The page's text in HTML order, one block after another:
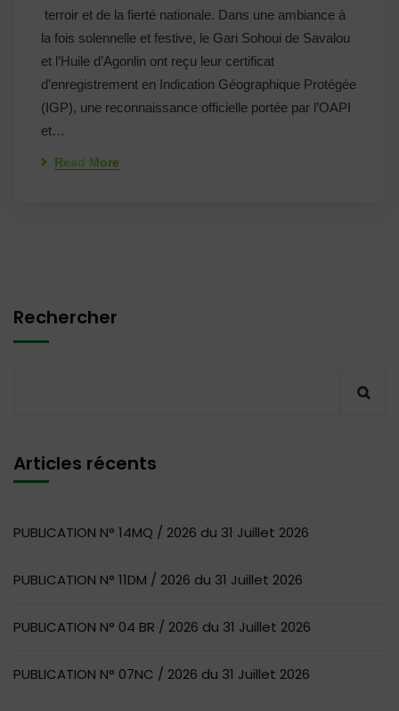
terroir et de la fierté nationale. Dans une ambiance à
la fois solennelle et festive, le Gari Sohoui de Savalou
et l’Huile d’Agonlin ont reçu leur certificat
d’enregistrement en Indication Géographique Protégée
(IGP), une reconnaissance officielle portée par l’OAPI
et…
Read More
Rechercher
Articles récents
PUBLICATION N° 14MQ / 2026 du 31 Juillet 2026
PUBLICATION N° 11DM / 2026 du 31 Juillet 2026
PUBLICATION N° 04 BR / 2026 du 31 Juillet 2026
PUBLICATION N° 07NC / 2026 du 31 Juillet 2026